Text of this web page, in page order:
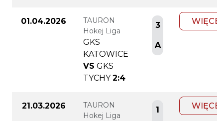
01.04.2026
TAURON
Hokej Liga
GKS
KATOWICE
VS GKS
TYCHY 2:4
3
A
21.03.2026
TAURON
Hokej Liga
1